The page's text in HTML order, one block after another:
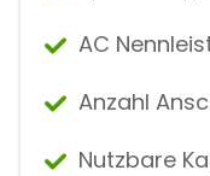
AC
Anzahl
Nutzbare